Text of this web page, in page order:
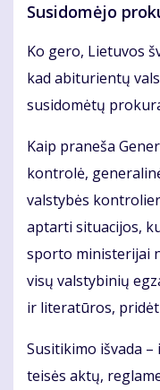
Susidomėjo
Ko gero, Lietuvos
kad abiturientų
susidomėtų
Kaip praneša
kontrolė,
valstybės
aptarti situacijos,
sporto ministerijai
visų valstybinių
ir literatūros,
Susitikimo išvada
teisės aktų,